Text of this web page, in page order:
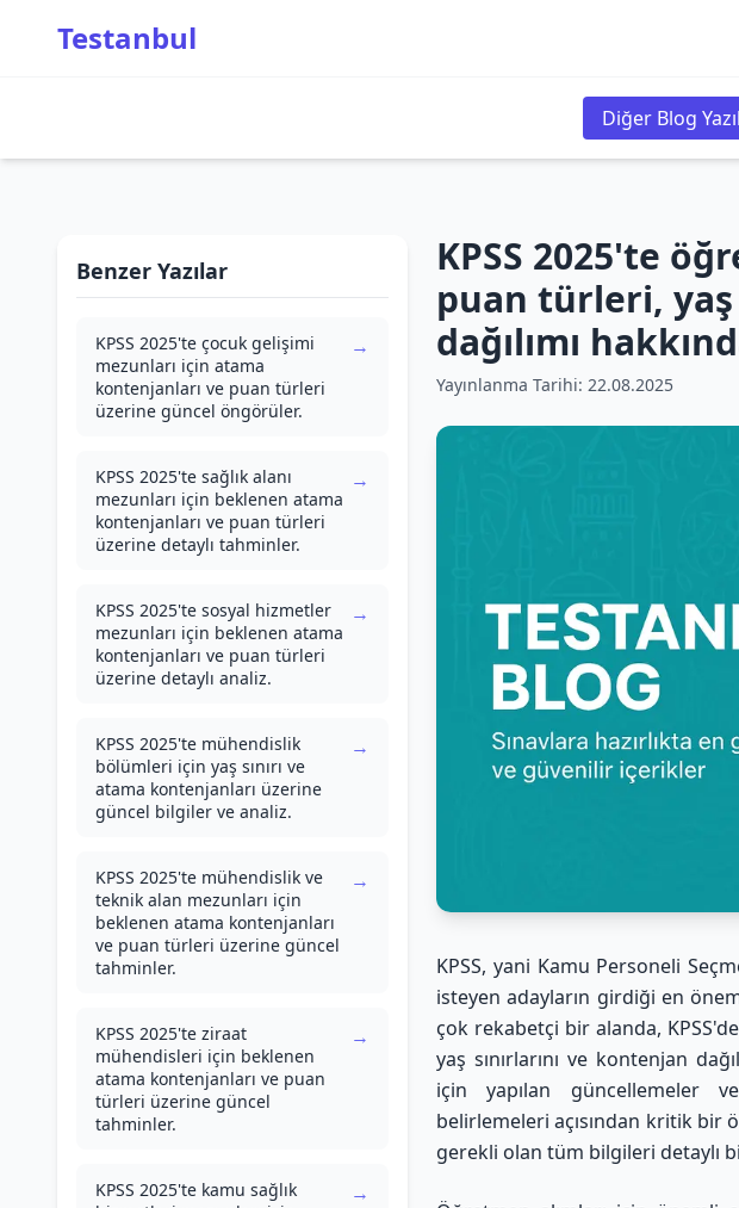
Testanbul
Diğer Blog
Benzer Yazılar
KPSS 2025'te çocuk gelişimi
mezunları için atama
kontenjanları ve puan türleri
üzerine güncel öngörüler.
→
KPSS 2025'te sağlık alanı
mezunları için beklenen atama
kontenjanları ve puan türleri
üzerine detaylı tahminler.
→
KPSS 2025'te sosyal hizmetler
mezunları için beklenen atama
kontenjanları ve puan türleri
üzerine detaylı analiz.
→
KPSS 2025'te mühendislik
bölümleri için yaş sınırı ve
atama kontenjanları üzerine
güncel bilgiler ve analiz.
→
KPSS 2025'te mühendislik ve
teknik alan mezunları için
beklenen atama kontenjanları
ve puan türleri üzerine güncel
tahminler.
→
KPSS 2025'te ziraat
mühendisleri için beklenen
atama kontenjanları ve puan
türleri üzerine güncel
tahminler.
→
KPSS 2025'te kamu sağlık
→
KPSS 2025'te
puan türleri, yaş
dağılımı
Yayınlanma Tarihi: 22.08.2025
KPSS, yani Kamu Personeli
isteyen adayların girdiği en
çok rekabetçi bir alanda,
yaş sınırlarını ve kontenjan
için yapılan güncellemeler
belirlemeleri açısından kritik bir
gerekli olan tüm bilgileri detaylı